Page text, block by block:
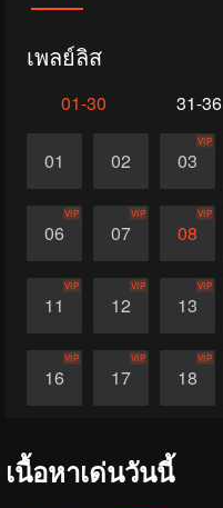
เพลย์ลิส
01-30 31-36
01 02 03
VIP
06
VIP
07
VIP
08
VIP
11
VIP
12
VIP
13
VIP
16
VIP
17
VIP
18
VIP
เนื้อหาเด่นวันนี้